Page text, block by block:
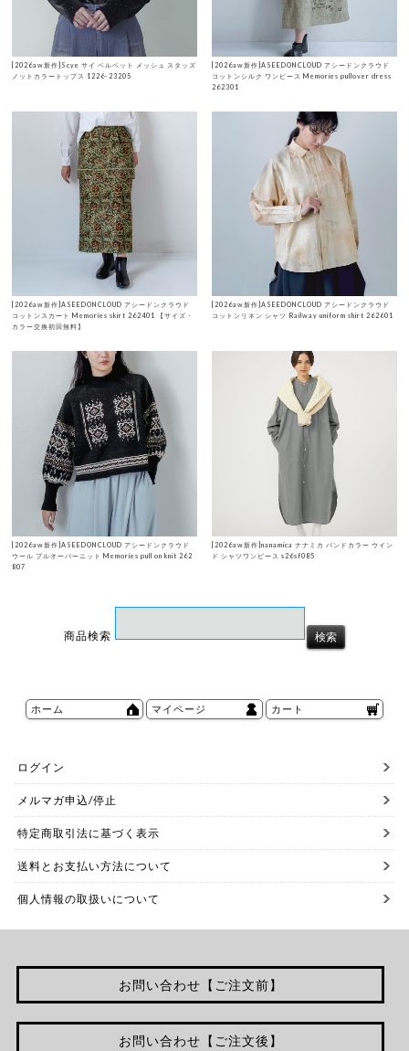
[2026aw新作]Scye サイ ベルベット メッシュ スタッズ
ノットカラートップス 1226-23205
[2026aw新作]ASEEDONCLOUD アシードンクラウド
コットンシルク ワンピース Memories pullover dress
262301
[2026aw新作]ASEEDONCLOUD アシードンクラウド
コットンスカート Memories skirt 262401 【サイズ・
カラー交換初回無料】
[2026aw新作]ASEEDONCLOUD アシードンクラウド
コットンリネン シャツ Railway uniform shirt 262601
[2026aw新作]ASEEDONCLOUD アシードンクラウド
ウール プルオーバーニット Memories pull on knit 262
807
[2026aw新作]nanamica ナナミカ バンドカラー ウイン
ド シャツワンピース s26sf085
商品検索
ホーム マイページ カート
ログイン
メルマガ申込/停止
特定商取引法に基づく表示
送料とお支払い方法について
個人情報の取扱いについて
お問い合わせ【ご注文前】
お問い合わせ【ご注文後】